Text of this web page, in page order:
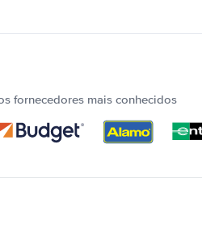
fornecedores mais conhecidos